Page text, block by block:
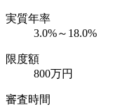
実質年率
3.0%～18.0%
限度額
800万円
審査時間